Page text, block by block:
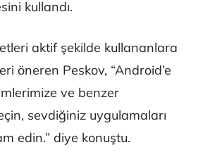
kullandı.
aktif şekilde kullananlara
öneren Peskov, “Android’e
ve benzer
sevdiğiniz uygulamaları
edin.” diye konuştu.